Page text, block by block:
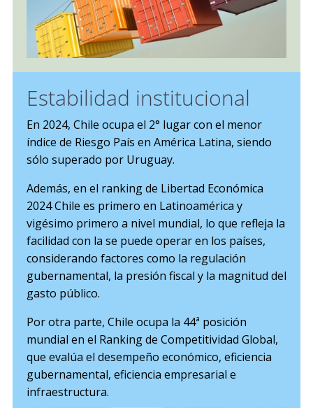
Estabilidad institucional
En 2024, Chile ocupa el 2° lugar con el menor
índice de Riesgo País en América Latina, siendo
sólo superado por Uruguay.
Además, en el ranking de Libertad Económica
2024 Chile es primero en Latinoamérica y
vigésimo primero a nivel mundial, lo que refleja la
facilidad con la se puede operar en los países,
considerando factores como la regulación
gubernamental, la presión fiscal y la magnitud del
gasto público.
Por otra parte, Chile ocupa la 44ª posición
mundial en el Ranking de Competitividad Global,
que evalúa el desempeño económico, eficiencia
gubernamental, eficiencia empresarial e
infraestructura.